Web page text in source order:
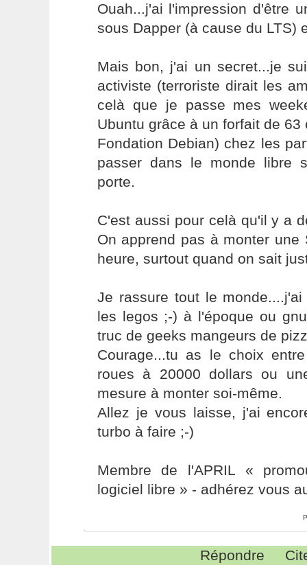
Ouah...j'ai l'impression d'être
sous Dapper (à cause du LTS)
Mais bon, j'ai un secret...je
activiste (terroriste dirait les
celà que je passe mes
Ubuntu grâce à un forfait de
Fondation Debian) chez les
passer dans le monde libre
porte.
C'est aussi pour celà qu'il y a
On apprend pas à monter
heure, surtout quand on sait
Je rassure tout le
les legos ;-) à l'époque ou
truc de geeks mangeurs de
Courage...tu as le choix
roues à 20000 dollars ou
mesure à monter soi-même.
Allez je vous laisse, j'ai
turbo à faire ;-)
Membre de l'APRIL «
logiciel libre » - adhérez vous
Répondre